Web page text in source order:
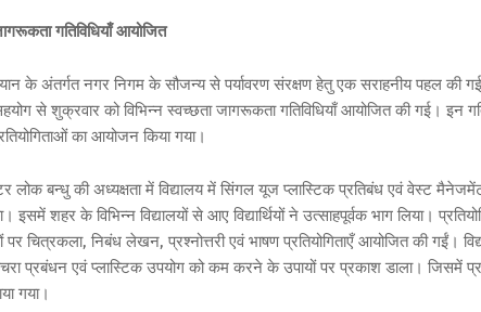
गतिविधियाँ आयोजित
के अंतर्गत नगर निगम के सौजन्य से पर्यावरण संरक्षण हेतु एक सराहनीय पहल की
से शुक्रवार को विभिन्न स्वच्छता जागरूकता गतिविधियाँ आयोजित की गई। इन
का आयोजन किया गया।
बन्धु की अध्यक्षता में विद्यालय में सिंगल यूज प्लास्टिक प्रतिबंध एवं वेस्ट
इसमें शहर के विभिन्न विद्यालयों से आए विद्यार्थियों ने उत्साहपूर्वक भाग लिया।
चित्रकला, निबंध लेखन, प्रश्नोत्तरी एवं भाषण प्रतियोगिताएँ आयोजित की गईं।
प्रबंधन एवं प्लास्टिक उपयोग को कम करने के उपायों पर प्रकाश डाला। जिसमें
गया।